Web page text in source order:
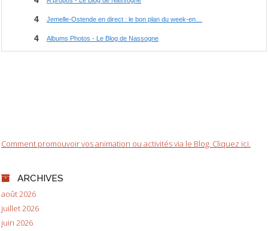
Comment promouvoir vos animation ou activités via le Blog. Cliquez ici.
ARCHIVES
août 2026
juillet 2026
juin 2026